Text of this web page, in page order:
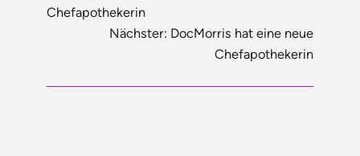
Chefapothekerin
Nächster: DocMorris hat eine neue
Chefapothekerin